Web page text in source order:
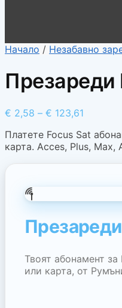
Начало / Незабавно
Презареди
€ 2,58 – € 123,61
Платете Focus Sat
карта. Acces, Plus,
Твоят абонамент
или карта, от